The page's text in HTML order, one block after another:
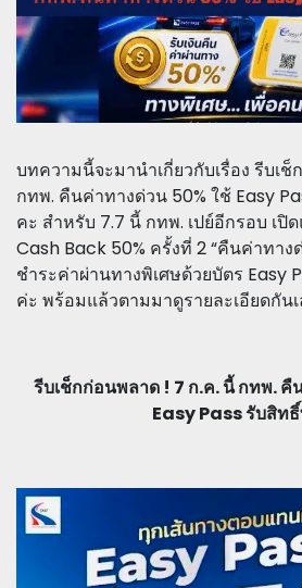
บทความนี้จะมานำเกี่ยวกับเรื่อง รีบเ
กทพ. คืนค่าทางด่วน 50% ใช้ Easy
คะ สำหรับ 7.7 นี้ กทพ. เปย์อีกรอบ เปิ
Cash Back 50% ครั้งที่ 2 “คืนค่าทาง
ชำระค่าผ่านทางพิเศษด้วยบัตร Easy
ค่ะ พร้อมแล้วตามมาดูรายละเอียดกัน
รีบเช็กก่อนพลาด ! 7 ก.ค. นี้ กทพ. คื
Easy Pass รับสิท